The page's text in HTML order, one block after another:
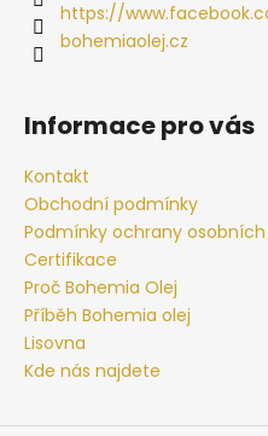
https://
bohemiaolej.cz
Informace pro vás
Kontakt
Obchodní podmínky
Podmínky ochrany
Certifikace
Proč Bohemia Olej
Příběh Bohemia olej
Lisovna
Kde nás najdete